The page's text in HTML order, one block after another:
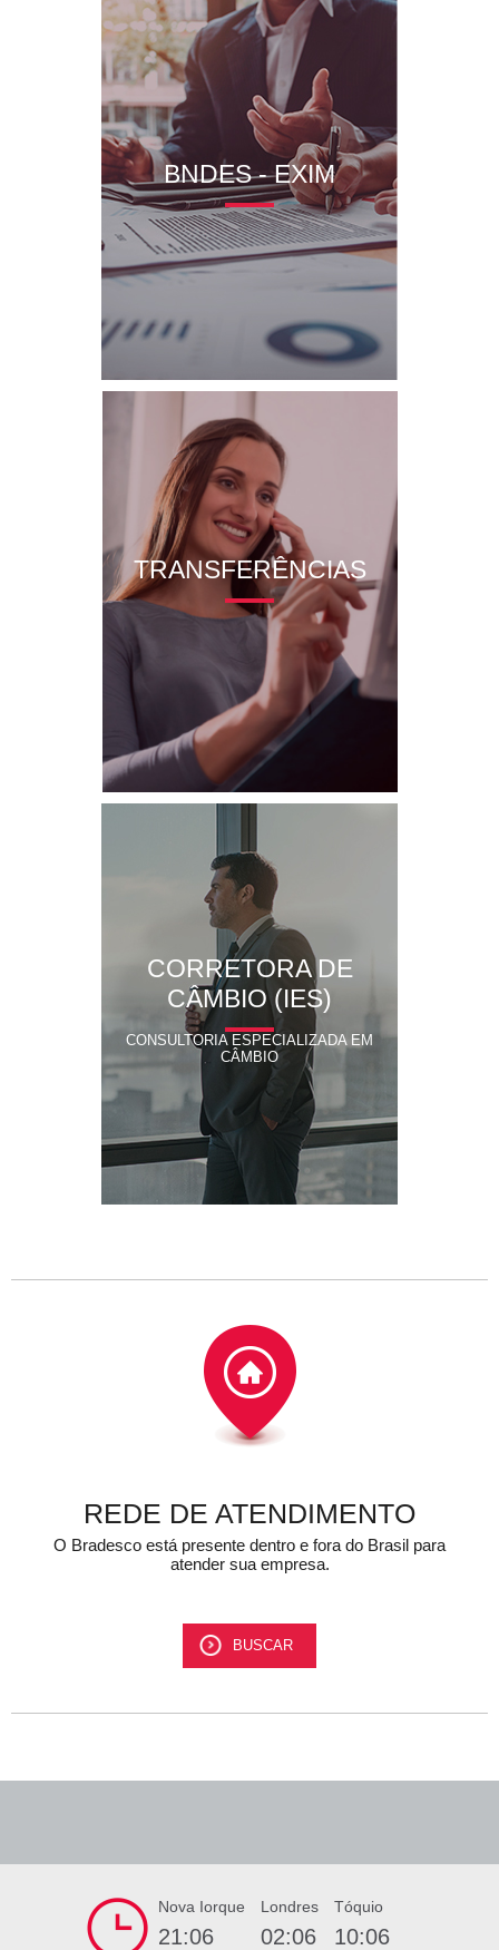
BNDES - EXIM
TRANSFERÊNCIAS
CORRETORA DE
CÂMBIO (IES)
CONSULTORIA ESPECIALIZADA EM
CÂMBIO
REDE DE ATENDIMENTO
O Bradesco está presente dentro e fora do Brasil para
atender sua empresa.
BUSCAR
Nova Iorque
21:06
Londres
02:06
Tóquio
10:06